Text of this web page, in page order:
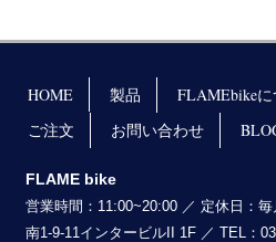
HOME 製品 FLAMEbike
ご注文
お問い合わせ
FLAME bike
営業時間：11:00~20:00 ／ 定休日：
南1-9-11インタービルII 1F ／ TEL：